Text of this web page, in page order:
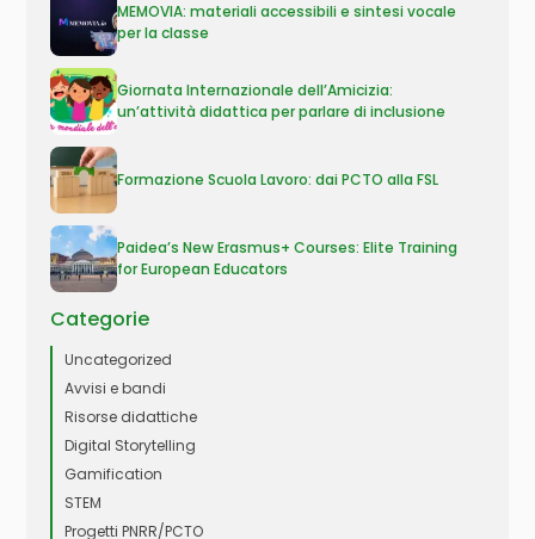
MEMOVIA: materiali accessibili e sintesi vocale
per la classe
Giornata Internazionale dell’Amicizia:
un’attività didattica per parlare di inclusione
Formazione Scuola Lavoro: dai PCTO alla FSL
Paidea’s New Erasmus+ Courses: Elite Training
for European Educators
Categorie
Uncategorized
Avvisi e bandi
Risorse didattiche
Digital Storytelling
Gamification
STEM
Progetti PNRR/PCTO